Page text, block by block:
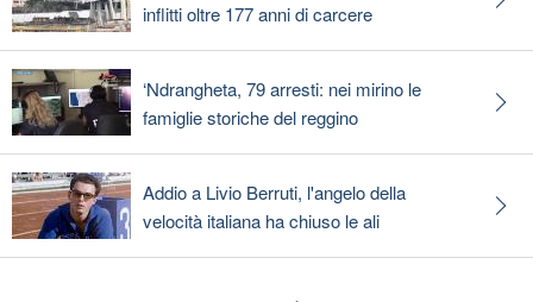
inflitti oltre 177 anni di carcere
‘Ndrangheta, 79 arresti: nei mirino le
famiglie storiche del reggino
Addio a Livio Berruti, l'angelo della
velocità italiana ha chiuso le ali